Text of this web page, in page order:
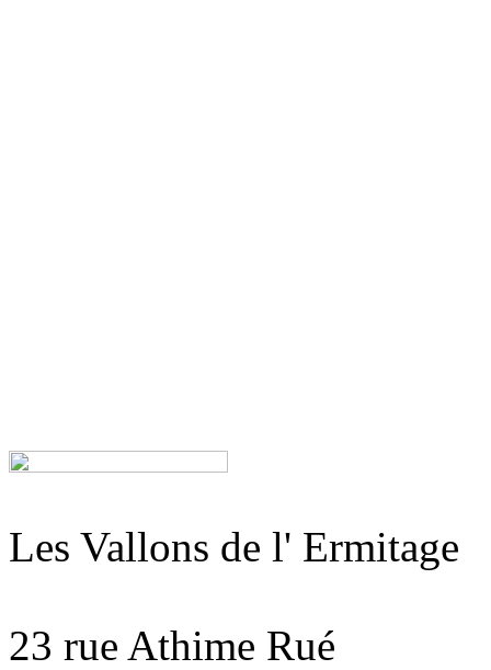
Les Vallons de l' Ermitage
23 rue Athime Rué